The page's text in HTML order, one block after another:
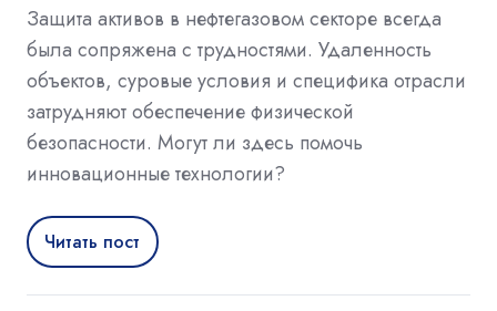
Защита активов в нефтегазовом секторе всегда
была сопряжена с трудностями. Удаленность
объектов, суровые условия и специфика отрасли
затрудняют обеспечение физической
безопасности. Могут ли здесь помочь
инновационные технологии?
Читать пост